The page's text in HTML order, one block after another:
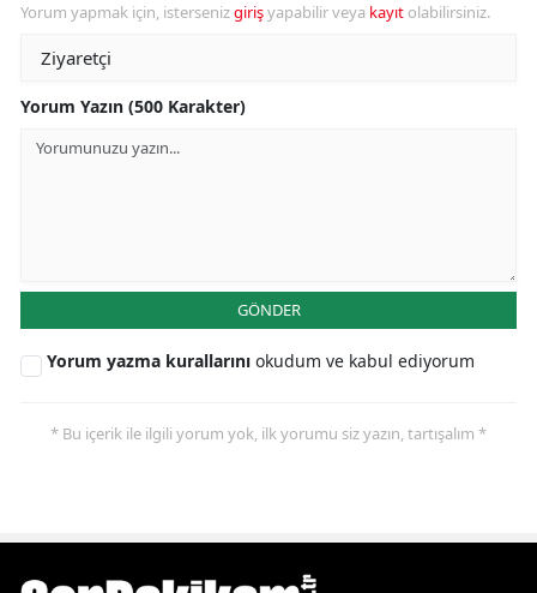
Yorum yapmak için, istersenizgirişyapabilir veya kayıt olabilirsiniz.
Yorum Yazın (500 Karakter)
GÖNDER
Yorum yazma kurallarını okudum ve kabul ediyorum
* Bu içerik ile ilgili yorum yok, ilk yorumu siz yazın, tartışalım *